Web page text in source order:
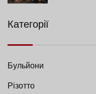
Категорії
Бульйони
Різотто